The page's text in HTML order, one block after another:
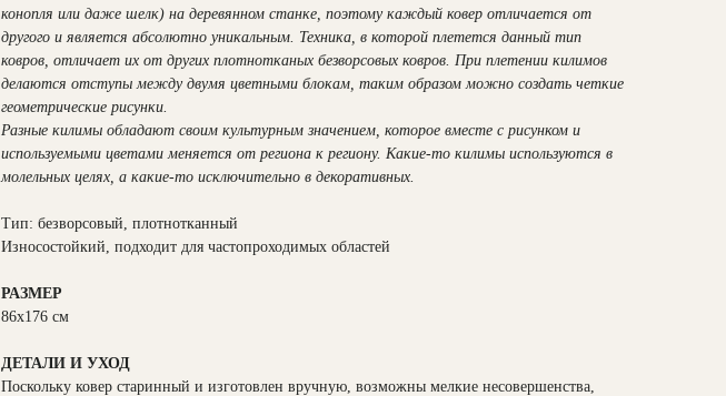
конопля или даже шелк) на деревянном станке, поэтому каждый ковер отличается от
другого и является абсолютно уникальным. Техника, в которой плетется данный тип
ковров, отличает их от других плотнотканых безворсовых ковров. При плетении килимов
делаются отступы между двумя цветными блокам, таким образом можно создать четкие
геометрические рисунки.
Разные килимы обладают своим культурным значением, которое вместе с рисунком и
используемыми цветами меняется от региона к региону. Какие-то килимы используются в
молельных целях, а какие-то исключительно в декоративных.
Тип: безворсовый, плотнотканный
Износостойкий, подходит для частопроходимых областей
РАЗМЕР
86х176 см
ДЕТАЛИ И УХОД
Поскольку ковер старинный и изготовлен вручную, возможны мелкие несовершенства,